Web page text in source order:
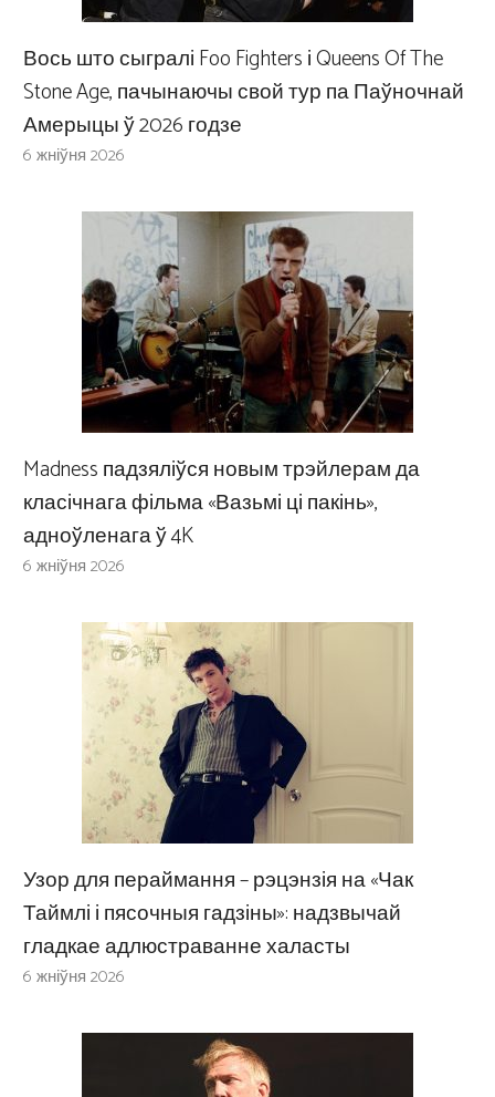
Вось што сыгралі Foo Fighters і Queens Of The
Stone Age, пачынаючы свой тур па Паўночнай
Амерыцы ў 2026 годзе
6 жніўня 2026
Madness падзяліўся новым трэйлерам да
класічнага фільма «Вазьмі ці пакінь»,
адноўленага ў 4K
6 жніўня 2026
Узор для пераймання – рэцэнзія на «Чак
Таймлі і пясочныя гадзіны»: надзвычай
гладкае адлюстраванне халасты
6 жніўня 2026